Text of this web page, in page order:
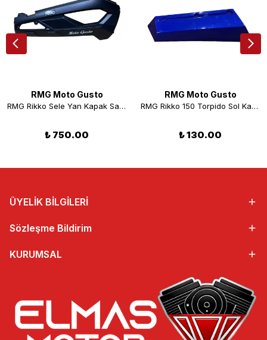
RMG Moto Gusto
RMG Rikko Sele Yan Kapak Sağ Siyah
₺ 750.00
RMG Moto Gusto
RMG Rikko 150 Torpido Sol Kapak Mavi
₺ 130.00
ÜYELİK BİLGİLERİ
Sözleşme Bildirim
KURUMSAL